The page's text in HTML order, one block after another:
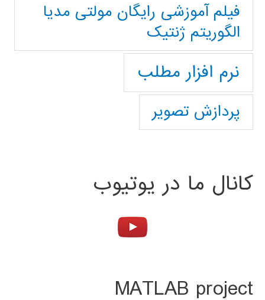
فیلم آموزشی رایگان مولتی مدیا
الگوریتم ژنتیک
نرم افزار مطلب
پردازش تصویر
کانال ما در یوتیوب
MATLAB project